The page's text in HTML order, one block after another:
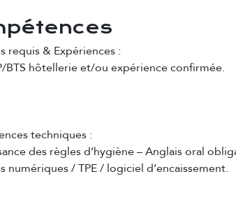
requis & Expériences :
BTS hôtellerie et/ou expérience confirmée.
techniques :
des règles d’hygiène – Anglais oral
numériques / TPE / logiciel d’encaissement.